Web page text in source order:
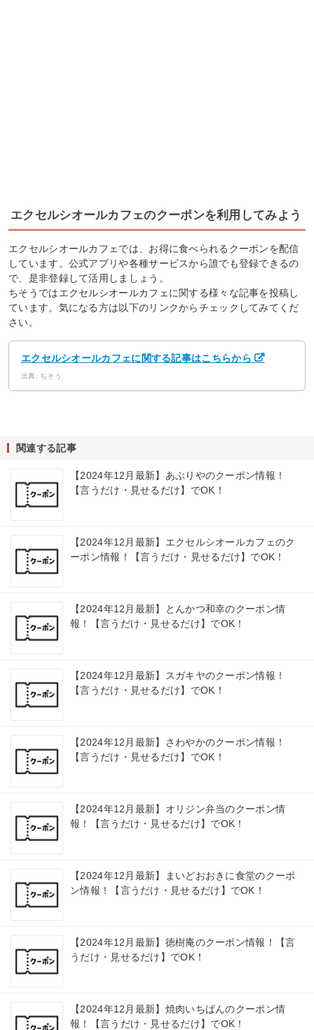
エクセルシオールカフェのクーポンを利用してみよう
エクセルシオールカフェでは、お得に食べられるクーポンを配信
しています。公式アプリや各種サービスから誰でも登録できるの
で、是非登録して活用しましょう。
ちそうではエクセルシオールカフェに関する様々な記事を投稿し
ています。気になる方は以下のリンクからチェックしてみてくだ
さい。
エクセルシオールカフェに関する記事はこちらから
出典: ちそう
関連する記事
【2024年12月最新】あぶりやのクーポン情報！
【言うだけ・見せるだけ】でOK！
【2024年12月最新】エクセルシオールカフェのク
ーポン情報！【言うだけ・見せるだけ】でOK！
【2024年12月最新】とんかつ和幸のクーポン情
報！【言うだけ・見せるだけ】でOK！
【2024年12月最新】スガキヤのクーポン情報！
【言うだけ・見せるだけ】でOK！
【2024年12月最新】さわやかのクーポン情報！
【言うだけ・見せるだけ】でOK！
【2024年12月最新】オリジン弁当のクーポン情
報！【言うだけ・見せるだけ】でOK！
【2024年12月最新】まいどおおきに食堂のクーポ
ン情報！【言うだけ・見せるだけ】でOK！
【2024年12月最新】徳樹庵のクーポン情報！【言
うだけ・見せるだけ】でOK！
【2024年12月最新】焼肉いちばんのクーポン情
報！【言うだけ・見せるだけ】でOK！